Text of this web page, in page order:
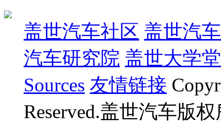
盖世汽车社区 盖世汽
汽车研究院 盖世大学堂
Sources 友情链接
Reserved.盖世汽车版